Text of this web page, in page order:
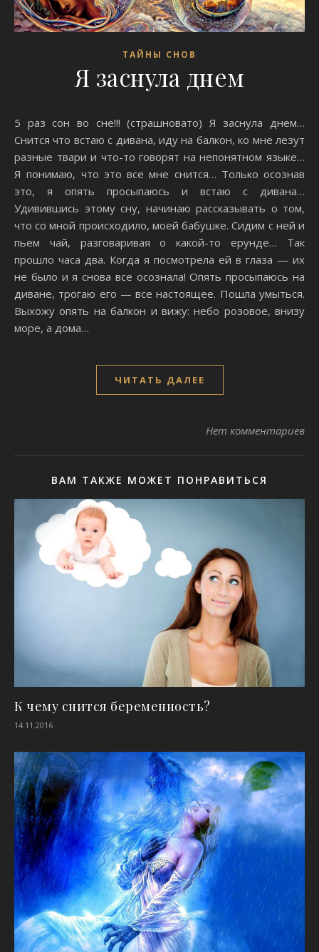
ТАЙНЫ СНОВ
Я заснула днем
5 раз сон во сне!!! (страшновато) Я заснула днем…
Снится что встаю с дивана, иду на балкон, ко мне лезут
разные твари и что-то говорят на непонятном языке…
Я понимаю, что это все мне снится… Только осознав
это, я опять просыпаюсь и встаю с дивана…
Удивившись этому сну, начинаю рассказывать о том,
что со мной происходило, моей бабушке. Сидим с ней и
пьем чай, разговаривая о какой-то ерунде… Так
прошло часа два. Когда я посмотрела ей в глаза — их
не было и я снова все осознала! Опять просыпаюсь на
диване, трогаю его — все настоящее. Пошла умыться.
Выхожу опять на балкон и вижу: небо розовое, внизу
море, а дома…
ЧИТАТЬ ДАЛЕЕ
Нет комментариев
ВАМ ТАКЖЕ МОЖЕТ ПОНРАВИТЬСЯ
К чему снится беременность?
14.11.2016